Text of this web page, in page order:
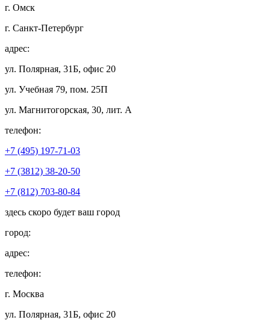
г. Омск
г. Санкт-Петербург
адрес:
ул. Полярная, 31Б, офис 20
ул. Учебная 79, пом. 25П
ул. Магнитогорская, 30, лит. А
телефон:
+7 (495) 197-71-03
+7 (3812) 38-20-50
+7 (812) 703-80-84
здесь скоро будет ваш город
город:
адрес:
телефон:
г. Москва
ул. Полярная, 31Б, офис 20